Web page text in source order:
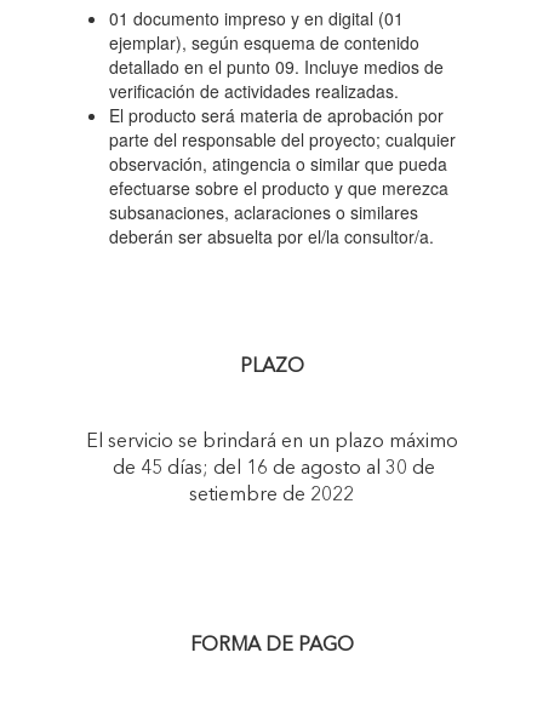
01 documento impreso y en digital (01
ejemplar), según esquema de contenido
detallado en el punto 09. Incluye medios de
verificación de actividades realizadas.
El producto será materia de aprobación por
parte del responsable del proyecto; cualquier
observación, atingencia o similar que pueda
efectuarse sobre el producto y que merezca
subsanaciones, aclaraciones o similares
deberán ser absuelta por el/la consultor/a.
PLAZO
El servicio se brindará en un plazo máximo
de 45 días; del 16 de agosto al 30 de
setiembre de 2022
FORMA DE PAGO